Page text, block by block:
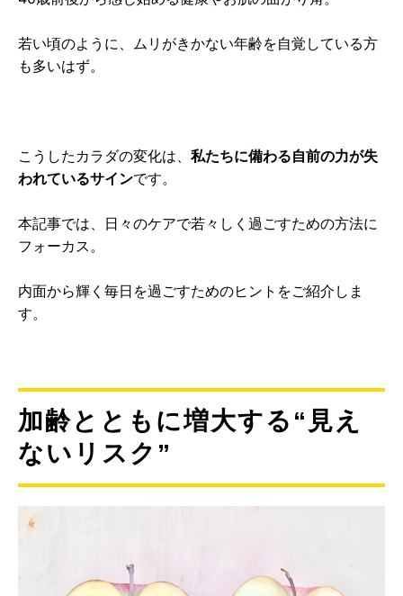
若い頃のように、ムリがきかない年齢を自覚している方
も多いはず。
こうしたカラダの変化は、 私たちに備わる自前の力が失
われているサインです。
本記事では、日々のケアで若々しく過ごすための方法に
フォーカス。
内面から輝く毎日を過ごすためのヒントをご紹介しま
す。
加齢とともに増大する“見え
ないリスク”